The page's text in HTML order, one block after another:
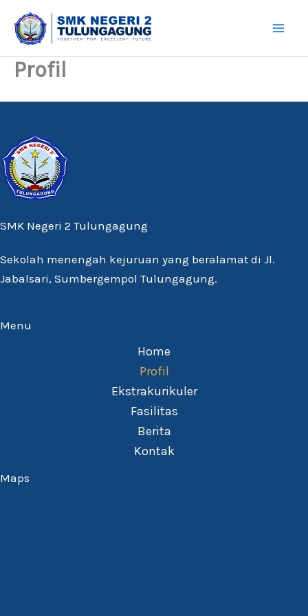
content
Profil
SMK Negeri 2 Tulungagung
Sekolah menengah kejuruan yang beralamat di Jl.
Jabalsari, Sumbergempol Tulungagung.
Menu
Home
Profil
Ekstrakurikuler
Fasilitas
Berita
Kontak
Maps